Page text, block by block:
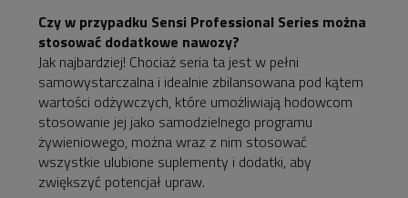
Czy w przypadku Sensi Professional Series można
stosować dodatkowe nawozy?
Jak najbardziej! Chociaż seria ta jest w pełni
samowystarczalna i idealnie zbilansowana pod kątem
wartości odżywczych, które umożliwiają hodowcom
stosowanie jej jako samodzielnego programu
żywieniowego, można wraz z nim stosować
wszystkie ulubione suplementy i dodatki, aby
zwiększyć potencjał upraw.